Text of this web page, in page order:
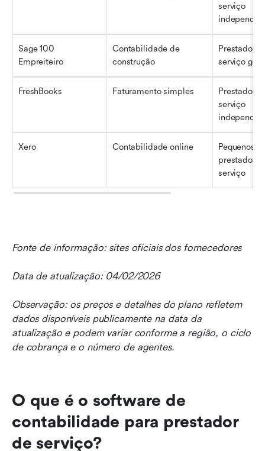
serviço
Sage 100
Empreiteiro
Contabilidade de
construção
serviço
FreshBooks Faturamento simples
serviço
Xero Contabilidade online
Pequenos
serviço
Fonte de informação: sites oficiais dos fornecedores
Data de atualização: 04/02/2026
Observação: os preços e detalhes do plano refletem
dados disponíveis publicamente na data da
atualização e podem variar conforme a região, o ciclo
de cobrança e o número de agentes.
O que é o software de
contabilidade para prestador
de serviço?